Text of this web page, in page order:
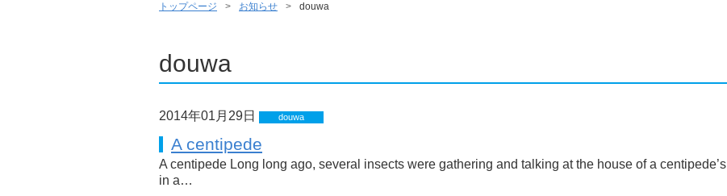
トップページ お知らせ douwa
douwa
2014年01月29日 douwa
A centipede
A centipede Long long ago, several insects were gathering and talking at the house of a centipede’s
in a…